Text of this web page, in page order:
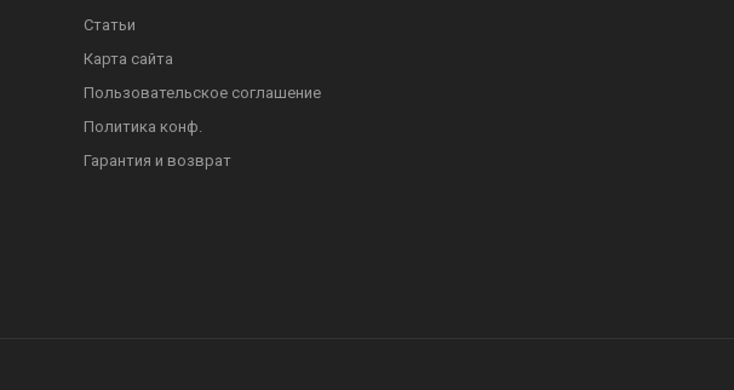
Статьи
Карта сайта
Пользовательское соглашение
Политика конф.
Гарантия и возврат